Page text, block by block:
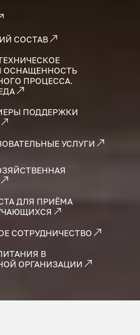
СОСТАВ
ОСНАЩЕННОСТЬ
ПРОЦЕССА.
ПОДДЕРЖКИ
УСЛУГИ
ДЛЯ ПРИЁМА
СОТРУДНИЧЕСТВО
В
ОРГАНИЗАЦИИ